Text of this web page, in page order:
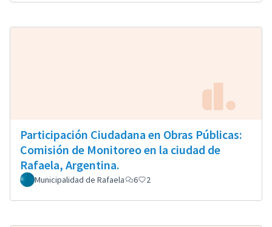
Participación Ciudadana en Obras Públicas:
Comisión de Monitoreo en la ciudad de
Rafaela, Argentina.
Municipalidad de Rafaela 6 2